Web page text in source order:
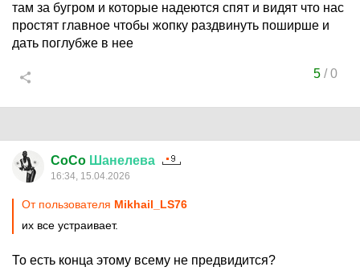
там за бугром и которые надеются спят и видят что нас
простят главное чтобы жопку раздвинуть поширше и
дать поглубже в нее
5/0
CoCo Шанелева
16:34, 15.04.2026
От пользователя Mikhail_LS76
их все устраивает.
То есть конца этому всему не предвидится?